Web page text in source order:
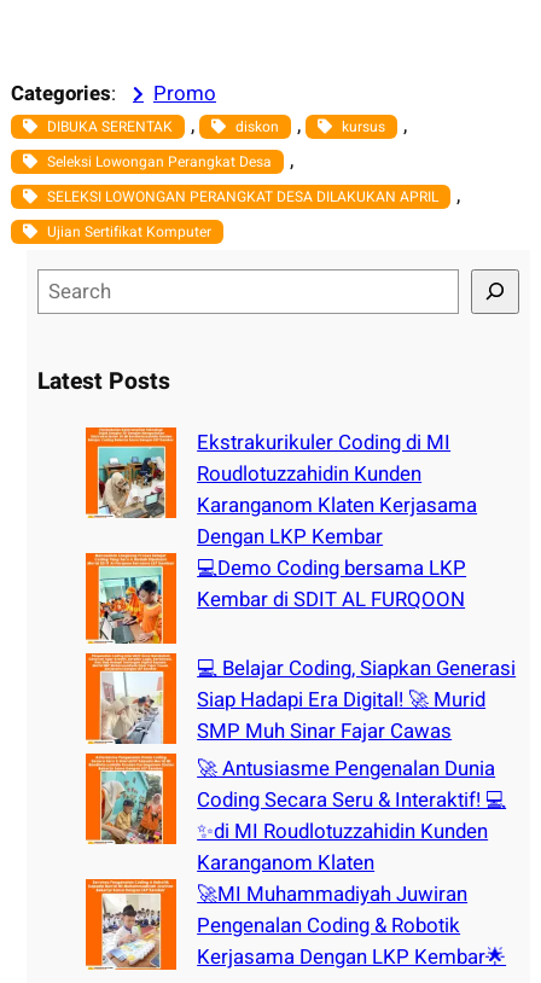
Categories: Promo
DIBUKA SERENTAK , diskon , kursus ,
Seleksi Lowongan Perangkat Desa ,
SELEKSI LOWONGAN PERANGKAT DESA DILAKUKAN APRIL ,
Ujian Sertifikat Komputer
e
rLatest Posts
Ekstrakurikuler Coding di MI
Roudlotuzzahidin Kunden
Karanganom Klaten Kerjasama
Dengan LKP Kembar
💻Demo Coding bersama LKP
Kembar di SDIT AL FURQOON
💻 Belajar Coding, Siapkan Generasi
Siap Hadapi Era Digital! 🚀 Murid
SMP Muh Sinar Fajar Cawas
🚀 Antusiasme Pengenalan Dunia
Coding Secara Seru & Interaktif! 💻
✨di MI Roudlotuzzahidin Kunden
Karanganom Klaten
🚀MI Muhammadiyah Juwiran
Pengenalan Coding & Robotik
Kerjasama Dengan LKP Kembar🌟